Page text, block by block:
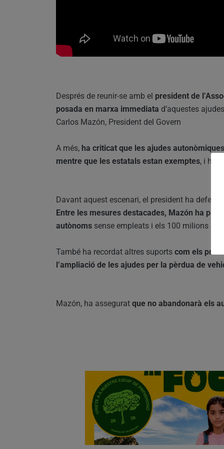
Després de reunir-se amb el president de
posada en marxa immediata d’aquestes
Carlos Mazón, President del Govern
A més, ha criticat que les ajudes
mentre que les estatals estan exemptes, i ha
Davant aquest escenari, el president ha
Entre les mesures destacades, Mazón ha
autònoms sense empleats i els 100 milions
També ha recordat altres suports com els
l’ampliació de les ajudes per la pèrdua de
Mazón, ha assegurat que no abandonarà els